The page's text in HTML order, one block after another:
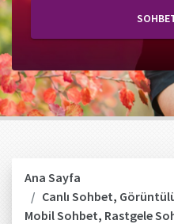
Ana Sayfa
Canlı Sohbet,
Mobil Sohbet, Rastgele